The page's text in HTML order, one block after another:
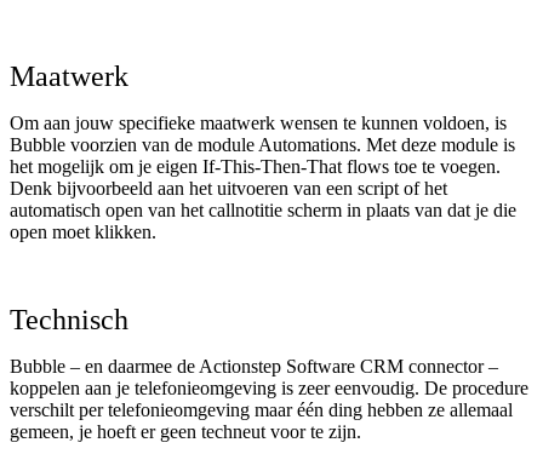
Maatwerk
Om aan jouw specifieke maatwerk wensen te kunnen voldoen, is
Bubble voorzien van de module Automations. Met deze module is
het mogelijk om je eigen If-This-Then-That flows toe te voegen.
Denk bijvoorbeeld aan het uitvoeren van een script of het
automatisch open van het callnotitie scherm in plaats van dat je die
open moet klikken.
Technisch
Bubble – en daarmee de Actionstep Software CRM connector –
koppelen aan je telefonieomgeving is zeer eenvoudig. De procedure
verschilt per telefonieomgeving maar één ding hebben ze allemaal
gemeen, je hoeft er geen techneut voor te zijn.